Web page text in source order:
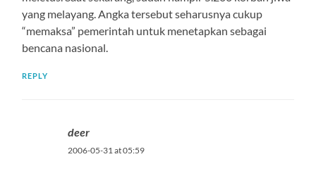
yang melayang. Angka tersebut seharusnya cukup
“memaksa” pemerintah untuk menetapkan sebagai
bencana nasional.
REPLY
deer
2006-05-31 at 05:59